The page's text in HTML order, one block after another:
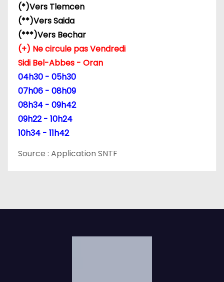
(*)Vers Tlemcen
(**)Vers Saida
(***)Vers Bechar
(+) Ne circule pas Vendredi
Sidi Bel-Abbes - Oran
04h30 - 05h30
07h06 - 08h09
08h34 - 09h42
09h22 - 10h24
10h34 - 11h42
Source : Application SNTF